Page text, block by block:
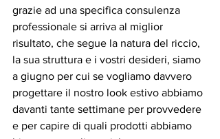
grazie ad una specifica consulenza
professionale si arriva al miglior
risultato, che segue la natura del riccio,
la sua struttura e i vostri desideri, siamo
a giugno per cui se vogliamo davvero
progettare il nostro look estivo abbiamo
davanti tante settimane per provvedere
e per capire di quali prodotti abbiamo